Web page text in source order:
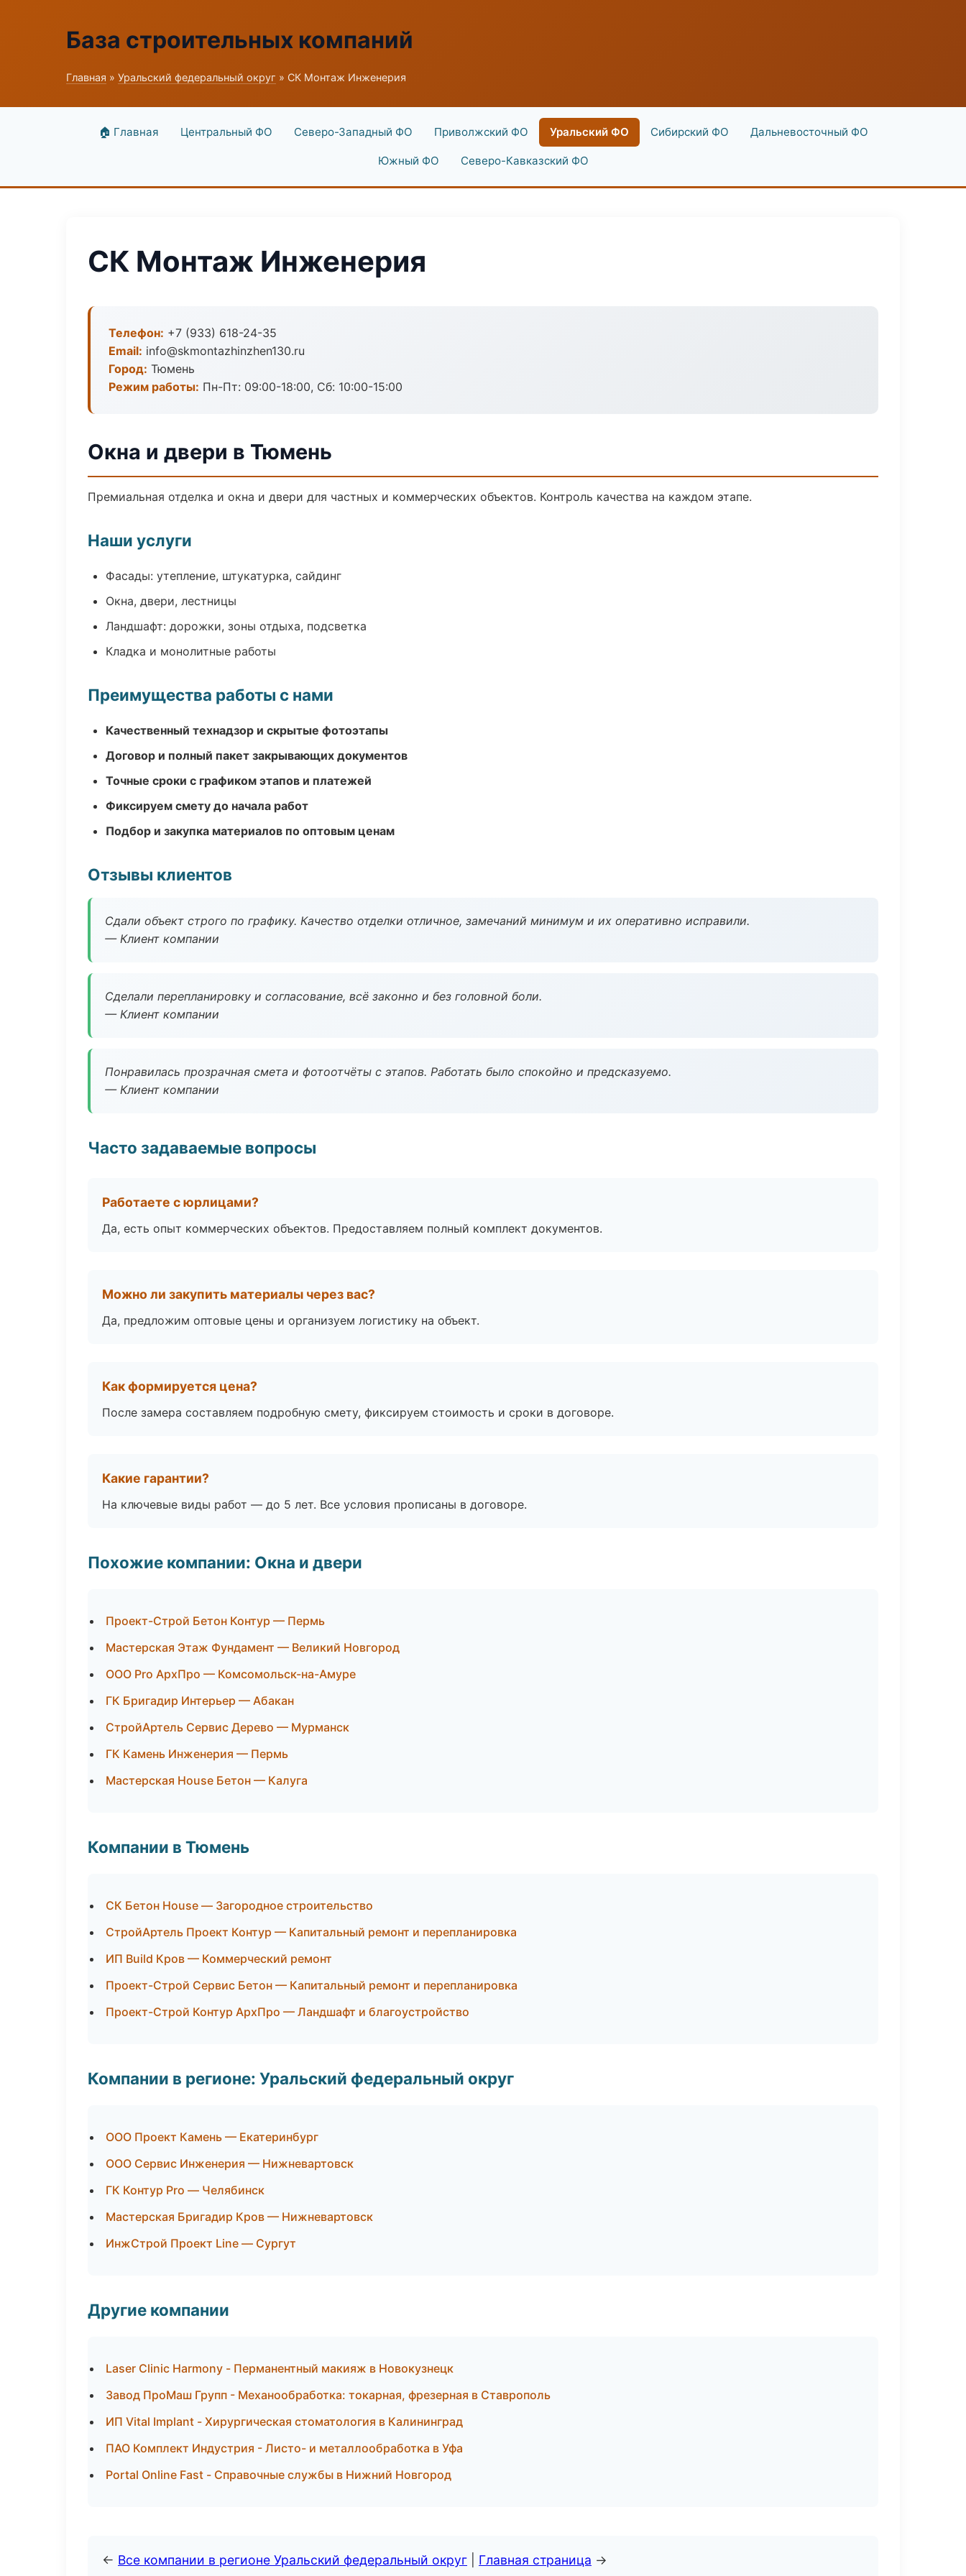
База строительных компаний
Главная » Уральский федеральный округ » СК Монтаж Инженерия
🏠 Главная Центральный ФО Северо-Западный ФО Приволжский ФО Уральский ФО Сибирский ФО Дальневосточный ФО
Южный ФО Северо-Кавказский ФО
СК Монтаж Инженерия
Телефон: +7 (933) 618-24-35
Email: info@skmontazhinzhen130.ru
Город: Тюмень
Режим работы: Пн-Пт: 09:00-18:00, Сб: 10:00-15:00
Окна и двери в Тюмень
Премиальная отделка и окна и двери для частных и коммерческих объектов. Контроль качества на каждом этапе.
Наши услуги
Фасады: утепление, штукатурка, сайдинг
Окна, двери, лестницы
Ландшафт: дорожки, зоны отдыха, подсветка
Кладка и монолитные работы
Преимущества работы с нами
Качественный технадзор и скрытые фотоэтапы
Договор и полный пакет закрывающих документов
Точные сроки с графиком этапов и платежей
Фиксируем смету до начала работ
Подбор и закупка материалов по оптовым ценам
Отзывы клиентов
Сдали объект строго по графику. Качество отделки отличное, замечаний минимум и их оперативно исправили.
— Клиент компании
Сделали перепланировку и согласование, всё законно и без головной боли.
— Клиент компании
Понравилась прозрачная смета и фотоотчёты с этапов. Работать было спокойно и предсказуемо.
— Клиент компании
Часто задаваемые вопросы
Работаете с юрлицами?
Да, есть опыт коммерческих объектов. Предоставляем полный комплект документов.
Можно ли закупить материалы через вас?
Да, предложим оптовые цены и организуем логистику на объект.
Как формируется цена?
После замера составляем подробную смету, фиксируем стоимость и сроки в договоре.
Какие гарантии?
На ключевые виды работ — до 5 лет. Все условия прописаны в договоре.
Похожие компании: Окна и двери
Проект-Строй Бетон Контур — Пермь
Мастерская Этаж Фундамент — Великий Новгород
ООО Pro АрхПро — Комсомольск-на-Амуре
ГК Бригадир Интерьер — Абакан
СтройАртель Сервис Дерево — Мурманск
ГК Камень Инженерия — Пермь
Мастерская House Бетон — Калуга
Компании в Тюмень
СК Бетон House — Загородное строительство
СтройАртель Проект Контур — Капитальный ремонт и перепланировка
ИП Build Кров — Коммерческий ремонт
Проект-Строй Сервис Бетон — Капитальный ремонт и перепланировка
Проект-Строй Контур АрхПро — Ландшафт и благоустройство
Компании в регионе: Уральский федеральный округ
ООО Проект Камень — Екатеринбург
ООО Сервис Инженерия — Нижневартовск
ГК Контур Pro — Челябинск
Мастерская Бригадир Кров — Нижневартовск
ИнжСтрой Проект Line — Сургут
Другие компании
Laser Clinic Harmony - Перманентный макияж в Новокузнецк
Завод ПроМаш Групп - Механообработка: токарная, фрезерная в Ставрополь
ИП Vital Implant - Хирургическая стоматология в Калининград
ПАО Комплект Индустрия - Листо- и металлообработка в Уфа
Portal Online Fast - Справочные службы в Нижний Новгород
← Все компании в регионе Уральский федеральный округ Главная страница →